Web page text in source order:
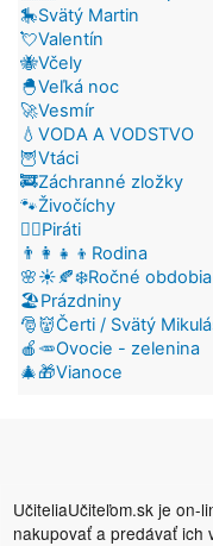
🎠Svätý Martin
💘Valentín
🐝Včely
🐣Veľká noc
🚀Vesmír
💧VODA A VODSTVO
🦉Vtáci
🚒Záchranné zložky
🐾Živočíchy
🏴‍☠️Piráti
👨‍👩‍👧‍👦Rodina
🌸☀️🍂❄️Ročné obdobia
🏖️Prázdniny
🎅👹Čerti / Svätý
🍎🥕Ovocie - zelenina
🎄🎁Vianoce
UčiteliaUčiteľom.sk je on-
nakupovať a predávať ich